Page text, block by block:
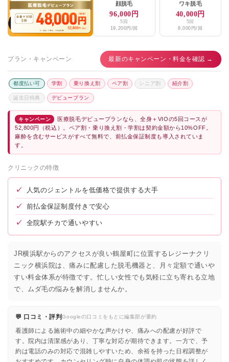
メンズリゼ横浜 ★4.4 / 5（83件）
ゴリラクリニック横浜院 ★3.0 / 5（190件）
★3.4 / 5（12件）
ミオスキンクリニック ★4.1 / 5（32件）
ウチダクリニック
おおつか形成外科クリニック ★2.5 / 5（38件）
山近記念総合病院・山近記念クリニック
湘南藤沢心臓血管クリニック
顔脱毛
96,000円
5回
19,200円/回
ワキ脱毛
40,000円
5回
8,000円/回
プラン・キャンペーン 最新のキャンペーン・料金を確認 →
都度払い可 学割 乗り換え割 ペア割 シニア割 紹介割
誕生日特典 デビュープラン
キャンペーン
医療脱毛デビュープランなら、全身＋VIOの5回コースが
52,800円（税込）。ペア割・乗り換え割・学割は契約金額から10%OFF。
麻酔を含むサービスがすべて無料で、前払金保証制度も導入されていま
す。
クリニックの特徴
✓ 人気のジェントルを低価格で提供する大手
✓ 前払金保証制度付きで安心
✓ 全院駅チカで通いやすい
JR横浜駅からのアクセスが良い鶴屋町に位置するレジーナクリ
ニック横浜院は、痛みに配慮した脱毛機器と、月々定額で通いや
すい料金体系が特徴です。忙しい女性でも気軽に立ち寄れる立地
で、ムダ毛の悩みを解消しませんか。
💬 口コミ・評判Googleの口コミをもとに編集部が要約
看護師による施術中の細やかな声かけや、痛みへの配慮が好評で
す。院内は清潔感があり、丁寧な対応が期待できます。一方で、予
約は電話のみの対応で混雑しやすいため、余裕を持った日程調整が